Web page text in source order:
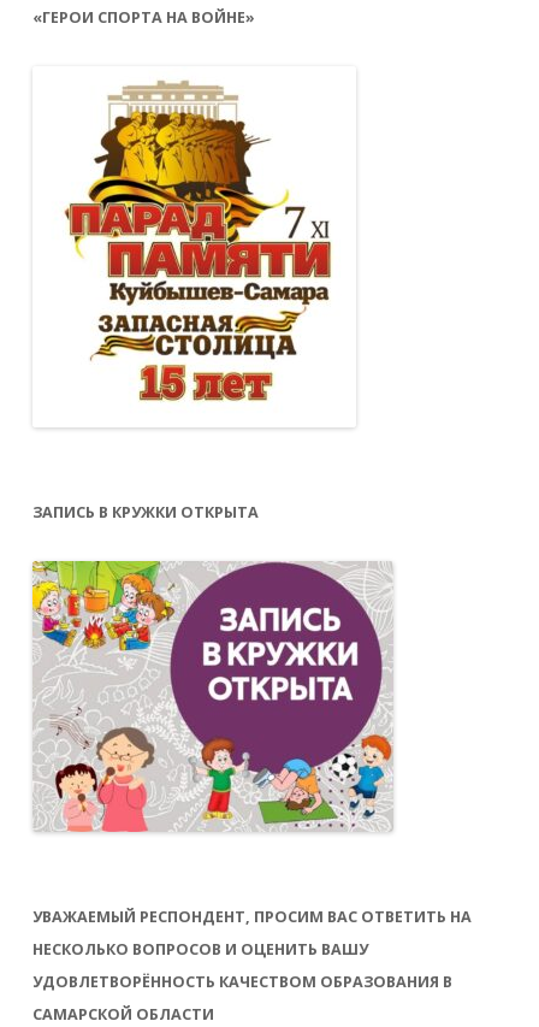
«ГЕРОИ СПОРТА НА ВОЙНЕ»
ЗАПИСЬ В КРУЖКИ ОТКРЫТА
УВАЖАЕМЫЙ РЕСПОНДЕНТ, ПРОСИМ ВАС ОТВЕТИТЬ НА
НЕСКОЛЬКО ВОПРОСОВ И ОЦЕНИТЬ ВАШУ
УДОВЛЕТВОРЁННОСТЬ КАЧЕСТВОМ ОБРАЗОВАНИЯ В
САМАРСКОЙ ОБЛАСТИ